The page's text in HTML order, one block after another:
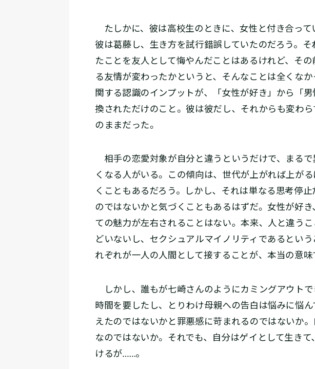
たしかに、彼は高校生のときに、女性と付き合って
彼は葛藤し、生き方を試行錯誤していたのだろう。そ
たことを友人として悔やんだことはあるけれど、そ
る友情が変わったかというと、そんなことは全くな
関する認識のインプットが、「女性が好き」から「
換されただけのこと。彼は彼だし、それからも変わ
のままだった。
相手の恋愛対象が自分と違うというだけで、まる
くなる人がいる。この傾向は、世代が上がれば上が
くこともあるだろう。しかし、それは単なる思考停
のではないかと気づくこともあるはずだ。女性が好
ての魅力が左右されることはない。本来、人と違う
どいないし、セクシュアルマイノリティであるとい
れぞれが一人の人間として接することが、本当の意
しかし、誰もが七崎さんのようにカミングアウト
時間を要したし、とりわけ母親への告白は悩みに悩
えたのではないかと罪悪感に苛まれるのではないか
なのではないか。それでも、自分はゲイとして生き
けるが……。